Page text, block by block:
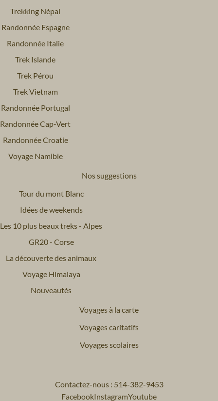
Trekking Népal
Randonnée Espagne
Randonnée Italie
Trek Islande
Trek Pérou
Trek Vietnam
Randonnée Portugal
Randonnée Cap-Vert
Randonnée Croatie
Voyage Namibie
Nos suggestions
Tour du mont Blanc
Idées de weekends
Les 10 plus beaux treks - Alpes
GR20 - Corse
La découverte des animaux
Voyage Himalaya
Nouveautés
Voyages à la carte
Voyages caritatifs
Voyages scolaires
Contactez-nous : 514-382-9453
FacebookInstagramYoutube